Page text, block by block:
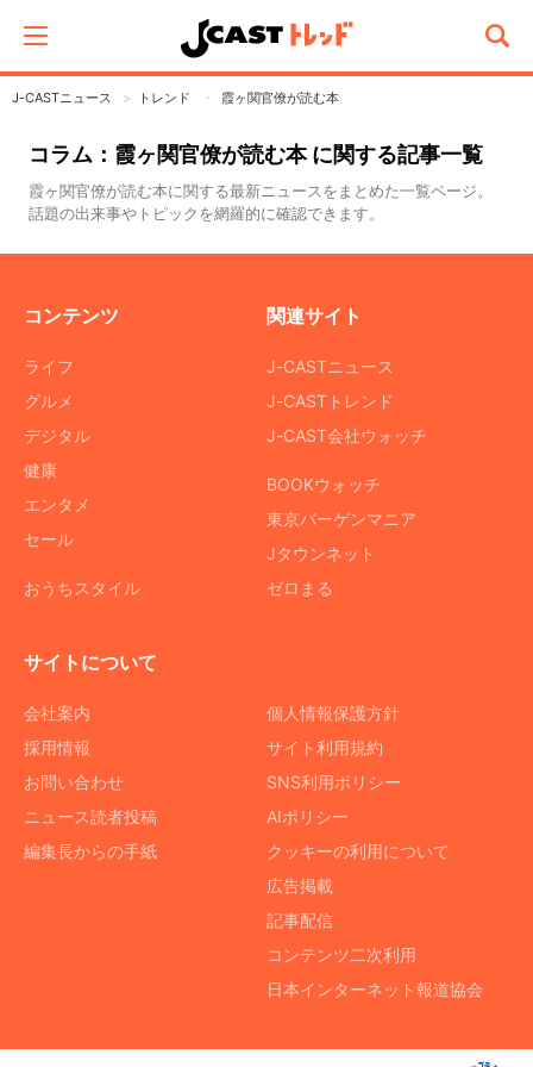
J-CASTニュース トレンド 霞ヶ関官僚が読む本
コラム：霞ヶ関官僚が読む本 に関する記事一覧
霞ヶ関官僚が読む本に関する最新ニュースをまとめた一覧ページ。
話題の出来事やトピックを網羅的に確認できます。
コンテンツ
ライフ
グルメ
デジタル
健康
エンタメ
セール
おうちスタイル
関連サイト
J-CASTニュース
J-CASTトレンド
J-CAST会社ウォッチ
BOOKウォッチ
東京バーゲンマニア
Jタウンネット
ゼロまる
サイトについて
会社案内
採用情報
お問い合わせ
ニュース読者投稿
編集長からの手紙
個人情報保護方針
サイト利用規約
SNS利用ポリシー
AIポリシー
クッキーの利用について
広告掲載
記事配信
コンテンツ二次利用
日本インターネット報道協会